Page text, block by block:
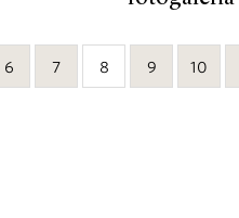
6 7 8 9 10